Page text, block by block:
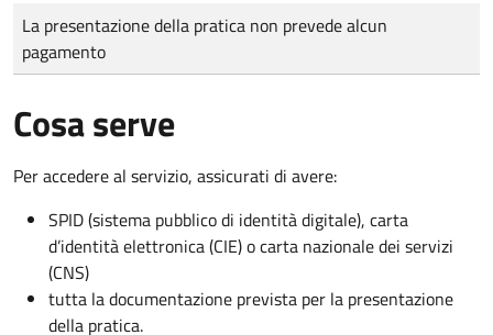
Tipo di pagamento
Importo
La presentazione della pratica non prevede alcun
pagamento
Cosa serve
Per accedere al servizio, assicurati di avere:
SPID (sistema pubblico di identità digitale), carta
d’identità elettronica (CIE) o carta nazionale dei servizi
(CNS)
tutta la documentazione prevista per la presentazione
della pratica.